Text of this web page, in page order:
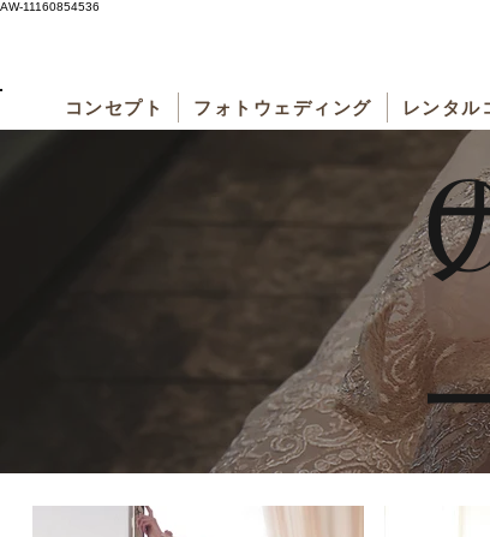
AW-11160854536
コンセプト フォトウェディング レンタル